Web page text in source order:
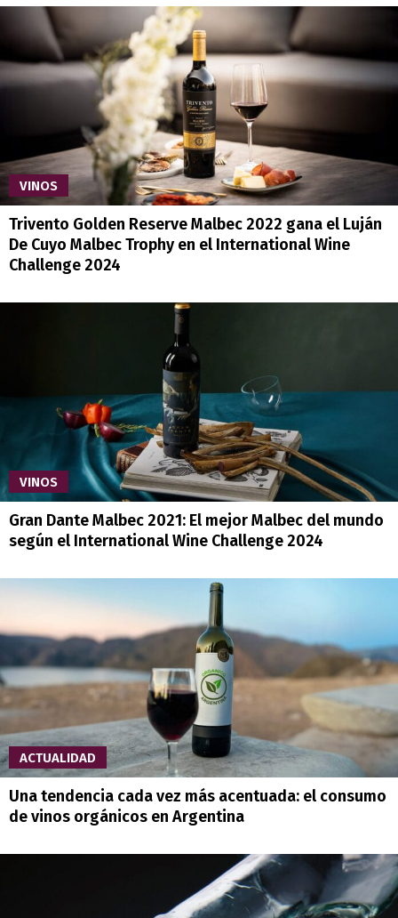
VINOS
Trivento Golden Reserve Malbec 2022 gana el Luján
De Cuyo Malbec Trophy en el International Wine
Challenge 2024
VINOS
Gran Dante Malbec 2021: El mejor Malbec del mundo
según el International Wine Challenge 2024
ACTUALIDAD
Una tendencia cada vez más acentuada: el consumo
de vinos orgánicos en Argentina